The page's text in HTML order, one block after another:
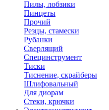
Пилы, лобзики
Пинцеты
Прочий
Резцы, стамески
Рубанки
Сверлящий
Специнструмент
Тиски
Тиснение, скрайберы
Шлифовальный
Для диорам
Стеки, крючки